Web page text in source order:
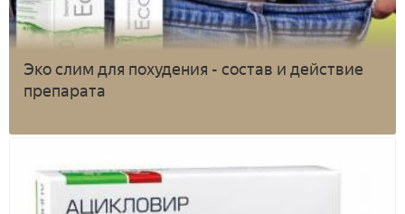
Эко слим для похудения - состав и действие
препарата